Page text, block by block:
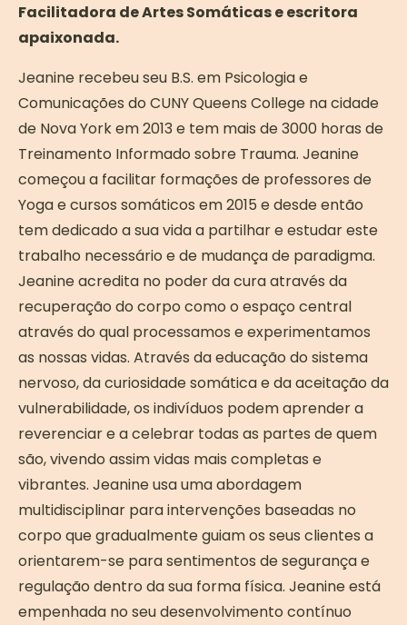
Facilitadora de Artes Somáticas e escritora
apaixonada.
Jeanine recebeu seu B.S. em Psicologia e
Comunicações do CUNY Queens College na cidade
de Nova York em 2013 e tem mais de 3000 horas de
Treinamento Informado sobre Trauma. Jeanine
começou a facilitar formações de professores de
Yoga e cursos somáticos em 2015 e desde então
tem dedicado a sua vida a partilhar e estudar este
trabalho necessário e de mudança de paradigma.
Jeanine acredita no poder da cura através da
recuperação do corpo como o espaço central
através do qual processamos e experimentamos
as nossas vidas. Através da educação do sistema
nervoso, da curiosidade somática e da aceitação da
vulnerabilidade, os indivíduos podem aprender a
reverenciar e a celebrar todas as partes de quem
são, vivendo assim vidas mais completas e
vibrantes. Jeanine usa uma abordagem
multidisciplinar para intervenções baseadas no
corpo que gradualmente guiam os seus clientes a
orientarem-se para sentimentos de segurança e
regulação dentro da sua forma física. Jeanine está
empenhada no seu desenvolvimento contínuo